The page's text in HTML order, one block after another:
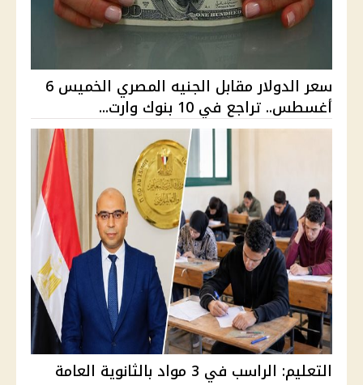
سعر الدولار مقابل الجنيه المصري الخميس 6
أغسطس.. تراجع في 10 بنوك وارت...
التعليم: الراسب في 3 مواد بالثانوية العامة